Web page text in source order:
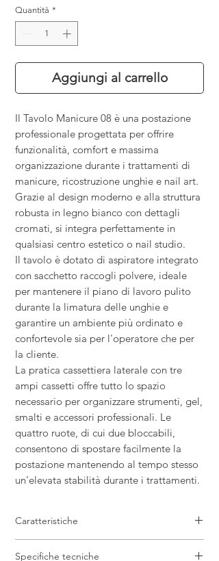
Quantità *
Aggiungi al carrello
Il Tavolo Manicure 08 è una postazione
professionale progettata per offrire
funzionalità, comfort e massima
organizzazione durante i trattamenti di
manicure, ricostruzione unghie e nail art.
Grazie al design moderno e alla struttura
robusta in legno bianco con dettagli
cromati, si integra perfettamente in
qualsiasi centro estetico o nail studio.
Il tavolo è dotato di aspiratore integrato
con sacchetto raccogli polvere, ideale
per mantenere il piano di lavoro pulito
durante la limatura delle unghie e
garantire un ambiente più ordinato e
confortevole sia per l'operatore che per
la cliente.
La pratica cassettiera laterale con tre
ampi cassetti offre tutto lo spazio
necessario per organizzare strumenti, gel,
smalti e accessori professionali. Le
quattro ruote, di cui due bloccabili,
consentono di spostare facilmente la
postazione mantenendo al tempo stesso
un'elevata stabilità durante i trattamenti.
Caratteristiche
Specifiche tecniche